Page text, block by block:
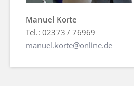
Manuel Korte
Tel.: 02373 / 76969
manuel.korte@online.de